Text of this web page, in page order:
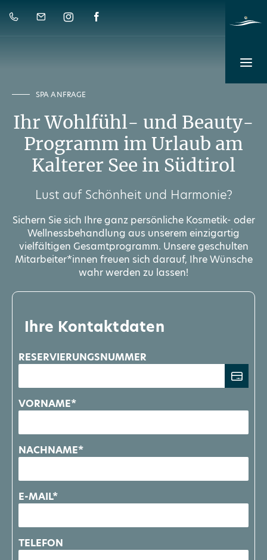
SPA ANFRAGE
Ihr Wohlfühl- und Beauty-
Programm im Urlaub am
Kalterer See in Südtirol
Lust auf Schönheit und Harmonie?
Sichern Sie sich Ihre ganz persönliche Kosmetik- oder
Wellnessbehandlung aus unserem einzigartig
vielfältigen Gesamtprogramm. Unsere geschulten
Mitarbeiter*innen freuen sich darauf, Ihre Wünsche
wahr werden zu lassen!
Ihre Kontaktdaten
RESERVIERUNGSNUMMER
VORNAME*
NACHNAME*
E-MAIL*
TELEFON